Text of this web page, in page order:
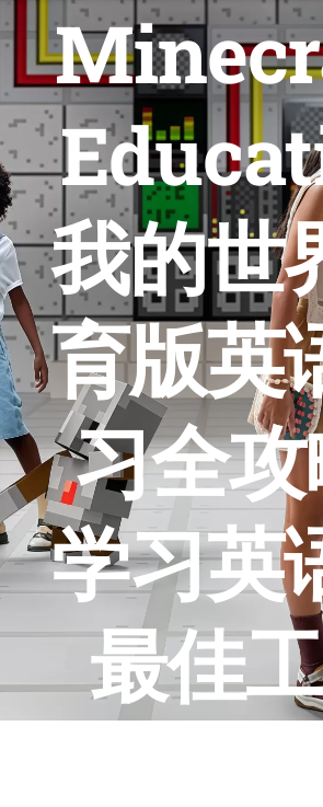
我的世
育版英
习全
学习英
最佳